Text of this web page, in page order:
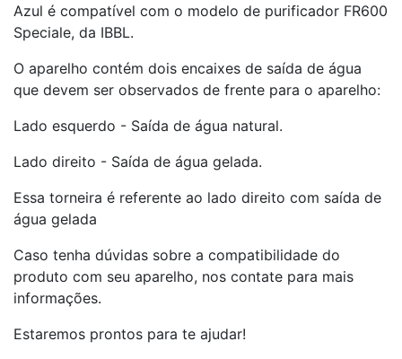
Azul é compatível com o modelo de purificador FR600
Speciale, da IBBL.
O aparelho contém dois encaixes de saída de água
que devem ser observados de frente para o aparelho:
Lado esquerdo - Saída de água natural.
Lado direito - Saída de água gelada.
Essa torneira é referente ao lado direito com saída de
água gelada
Caso tenha dúvidas sobre a compatibilidade do
produto com seu aparelho, nos contate para mais
informações.
Estaremos prontos para te ajudar!